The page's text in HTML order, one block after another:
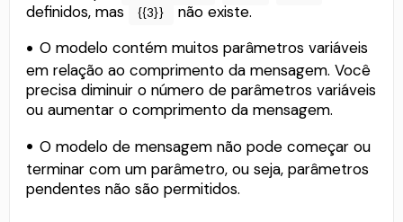
definidos, mas
{{3}}
não existe.
O modelo contém muitos parâmetros variáveis ​​
em relação ao comprimento da mensagem. Você
precisa diminuir o número de parâmetros variáveis
ou aumentar o comprimento da mensagem.
O modelo de mensagem não pode começar ou
terminar com um parâmetro, ou seja, parâmetros
pendentes não são permitidos.